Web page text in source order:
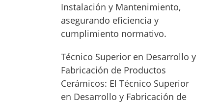
Instalación y Mantenimiento,
asegurando eficiencia y
cumplimiento normativo.
Técnico Superior en Desarrollo y
Fabricación de Productos
Cerámicos: El Técnico Superior
en Desarrollo y Fabricación de